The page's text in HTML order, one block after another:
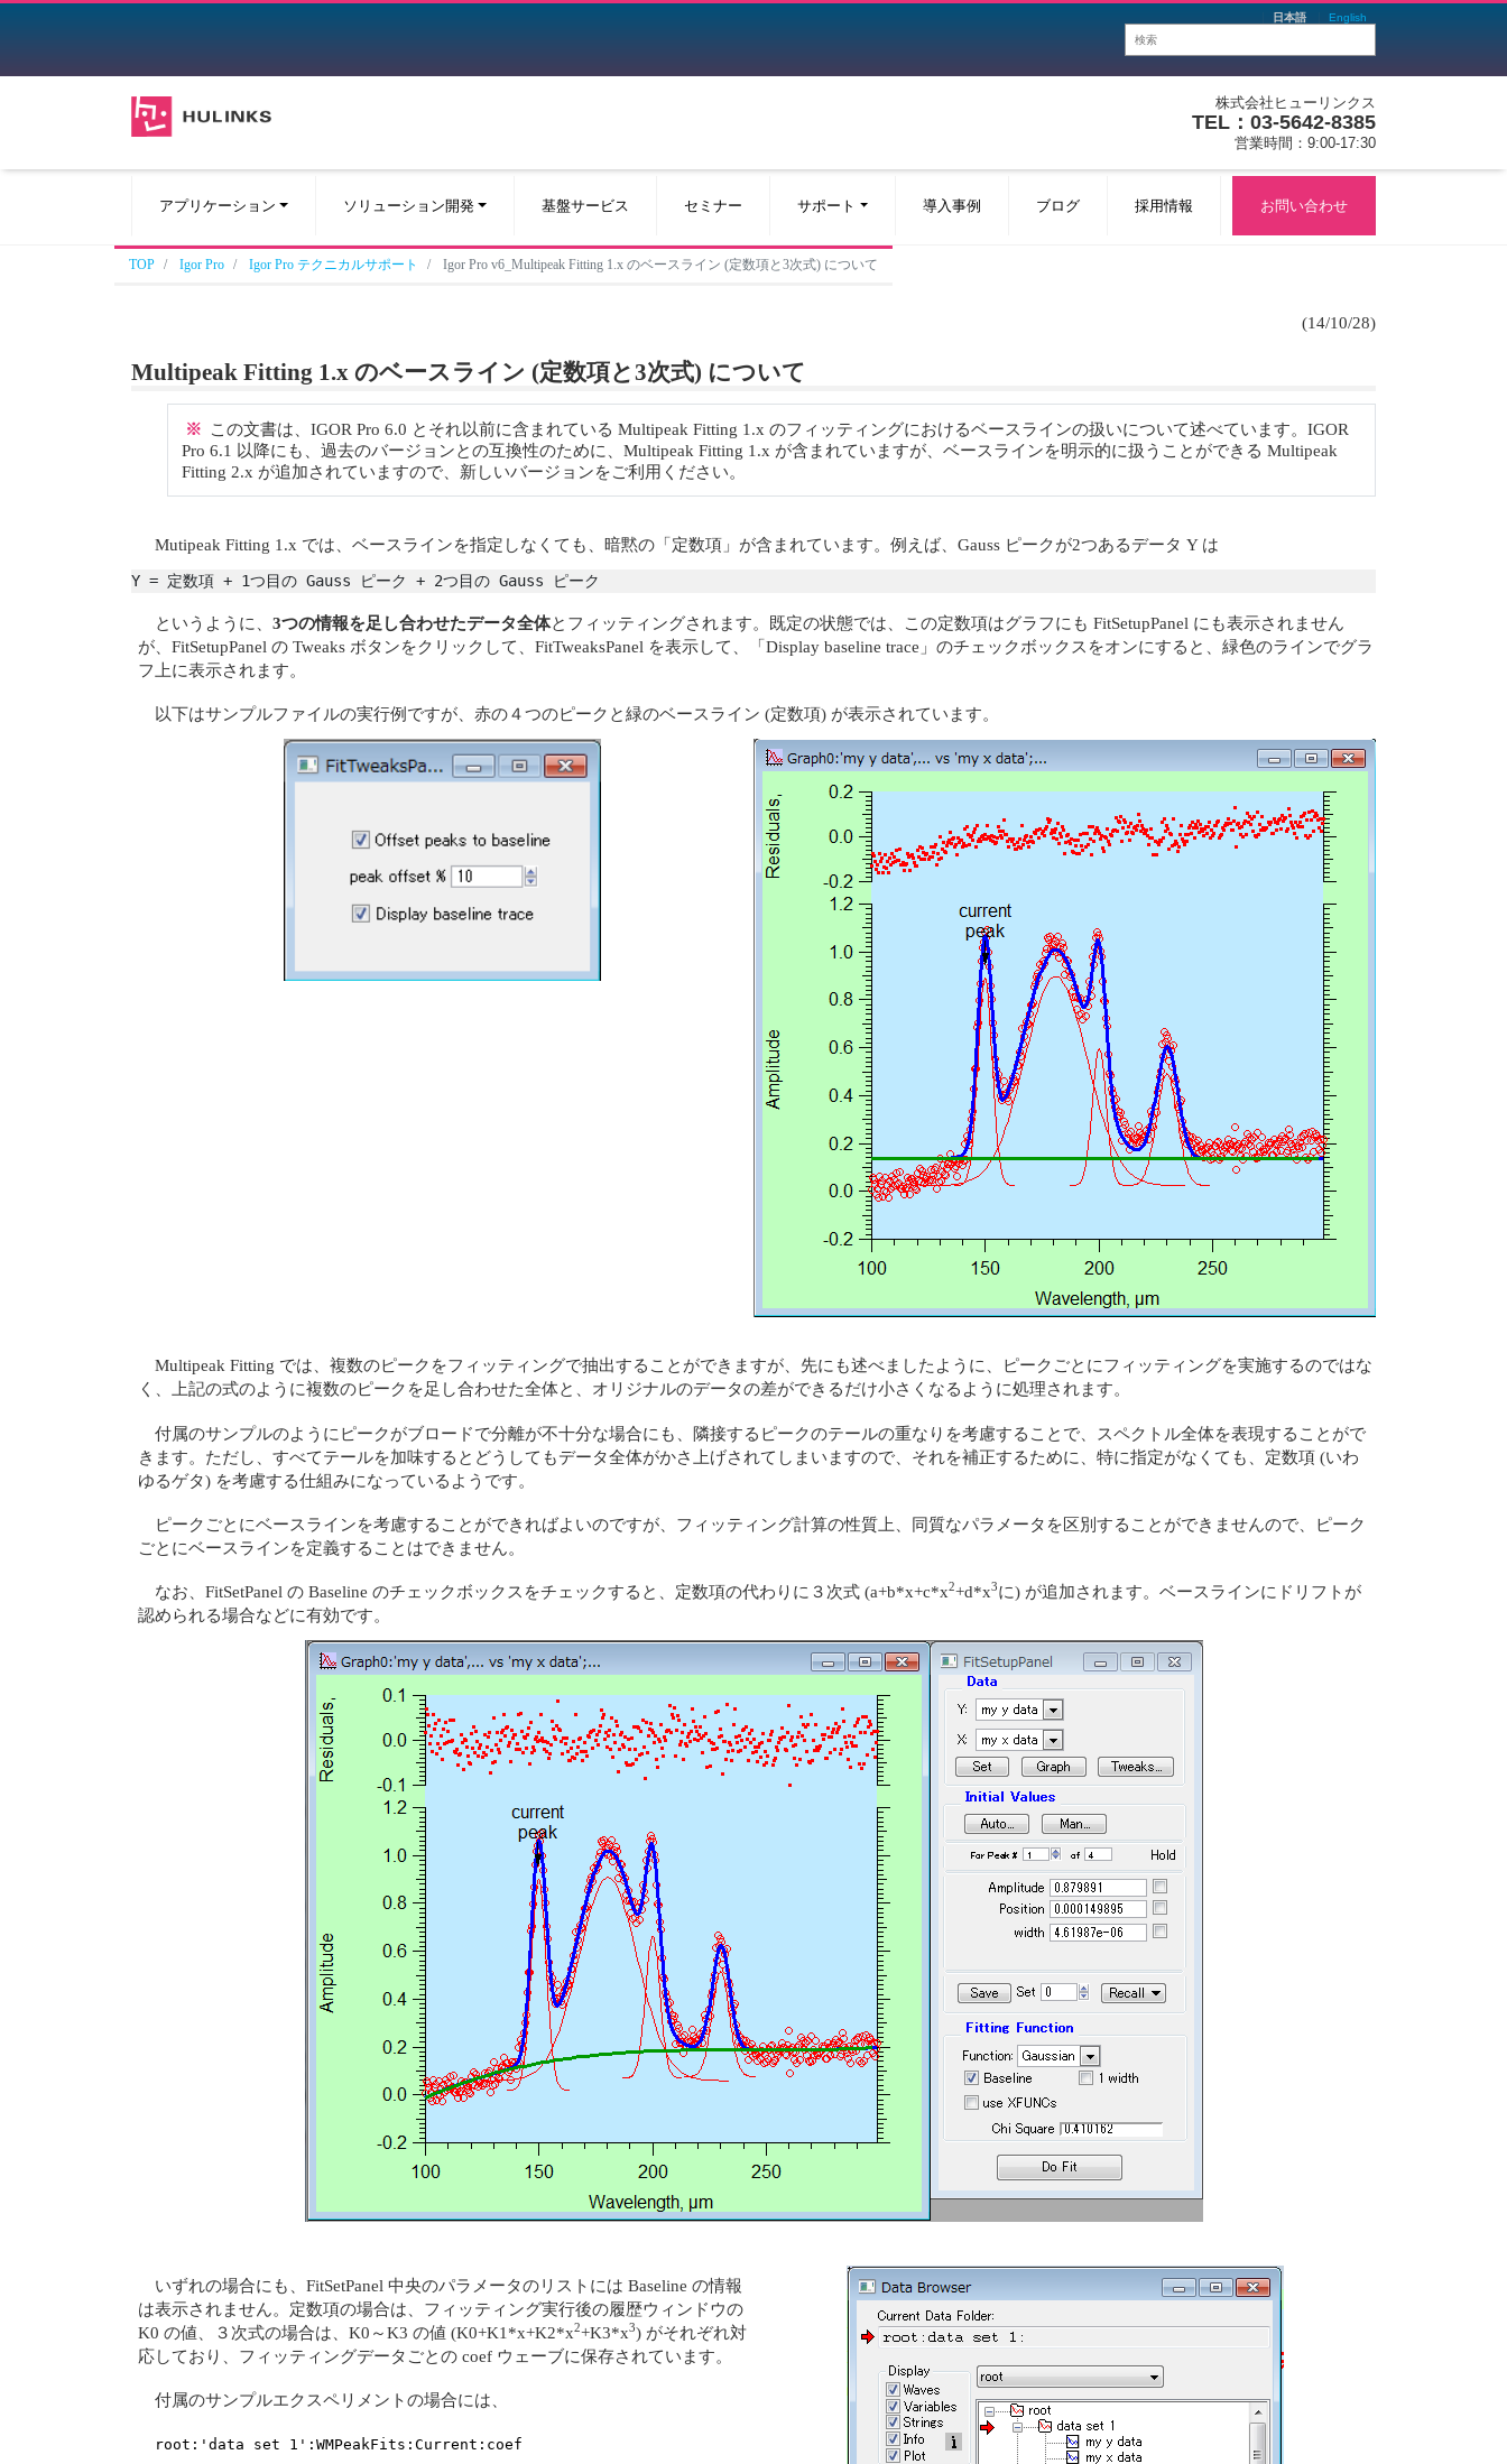
日本語 English
株式会社ヒューリンクス
TEL：03-5642-8385
営業時間：9:00-17:30
アプリケーション ソリューション開発 基盤サービス セミナー サポート 導入事例 ブログ 採用情報 お問い合わせ
TOP Igor Pro Igor Pro テクニカルサポート Igor Pro v6_Multipeak Fitting 1.x のベースライン (定数項と3次式) について
(14/10/28)
Multipeak Fitting 1.x のベースライン (定数項と3次式) について
※ この文書は、IGOR Pro 6.0 とそれ以前に含まれている Multipeak Fitting 1.x のフィッティングにおけるベースラインの扱いについて述べています。IGOR
Pro 6.1 以降にも、過去のバージョンとの互換性のために、Multipeak Fitting 1.x が含まれていますが、ベースラインを明示的に扱うことができる Multipeak
Fitting 2.x が追加されていますので、新しいバージョンをご利用ください。
Mutipeak Fitting 1.x では、ベースラインを指定しなくても、暗黙の「定数項」が含まれています。例えば、Gauss ピークが2つあるデータ Y は
Y = 定数項 + 1つ目の Gauss ピーク + 2つ目の Gauss ピーク
というように、3つの情報を足し合わせたデータ全体とフィッティングされます。既定の状態では、この定数項はグラフにも FitSetupPanel にも表示されません
が、FitSetupPanel の Tweaks ボタンをクリックして、FitTweaksPanel を表示して、「Display baseline trace」のチェックボックスをオンにすると、緑色のラインでグラ
フ上に表示されます。
以下はサンプルファイルの実行例ですが、赤の４つのピークと緑のベースライン (定数項) が表示されています。
Multipeak Fitting では、複数のピークをフィッティングで抽出することができますが、先にも述べましたように、ピークごとにフィッティングを実施するのではな
く、上記の式のように複数のピークを足し合わせた全体と、オリジナルのデータの差ができるだけ小さくなるように処理されます。
付属のサンプルのようにピークがブロードで分離が不十分な場合にも、隣接するピークのテールの重なりを考慮することで、スペクトル全体を表現することがで
きます。ただし、すべてテールを加味するとどうしてもデータ全体がかさ上げされてしまいますので、それを補正するために、特に指定がなくても、定数項 (いわ
ゆるゲタ) を考慮する仕組みになっているようです。
ピークごとにベースラインを考慮することができればよいのですが、フィッティング計算の性質上、同質なパラメータを区別することができませんので、ピーク
ごとにベースラインを定義することはできません。
なお、FitSetPanel の Baseline のチェックボックスをチェックすると、定数項の代わりに３次式 (a+b*x+c*x2+d*x3に) が追加されます。ベースラインにドリフトが
認められる場合などに有効です。
いずれの場合にも、FitSetPanel 中央のパラメータのリストには Baseline の情報
は表示されません。定数項の場合は、フィッティング実行後の履歴ウィンドウの
K0 の値、３次式の場合は、K0～K3 の値 (K0+K1*x+K2*x2+K3*x3) がそれぞれ対
応しており、フィッティングデータごとの coef ウェーブに保存されています。
付属のサンプルエクスペリメントの場合には、
root:'data set 1':WMPeakFits:Current:coef